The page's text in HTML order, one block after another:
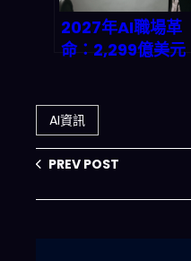
2027年AI職場革
命：2,299億美元
值？
AI資訊
PREV POST